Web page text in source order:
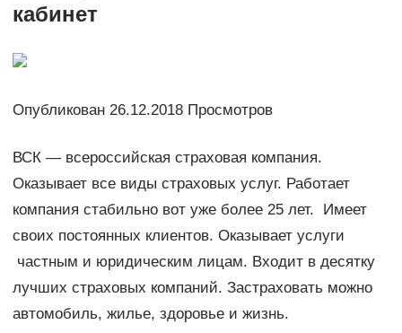
кабинет
Опубликован 26.12.2018 Просмотров
ВСК — всероссийская страховая компания.
Оказывает все виды страховых услуг. Работает
компания стабильно вот уже более 25 лет. Имеет
своих постоянных клиентов. Оказывает услуги
частным и юридическим лицам. Входит в десятку
лучших страховых компаний. Застраховать можно
автомобиль, жилье, здоровье и жизнь.